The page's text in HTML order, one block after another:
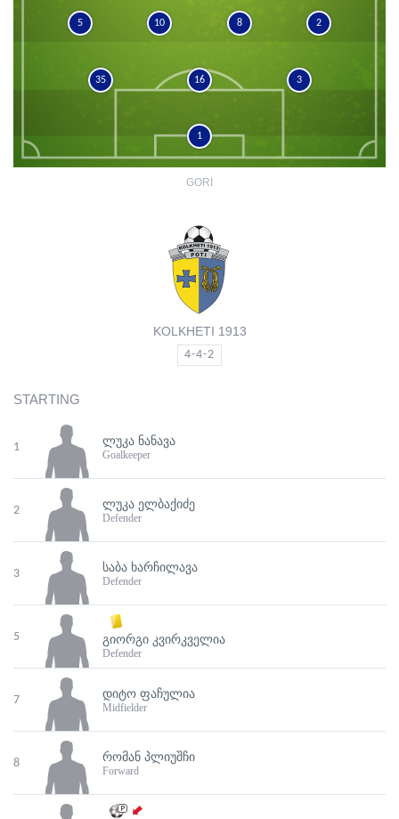
KOLKHETI 1913
4-4-2
STARTING
1 ᲚᲣᲙᲐ ᲜᲐᲜᲐᲕᲐ
Goalkeeper
2 ᲚᲣᲙᲐ ᲔᲚᲑᲐᲥᲘᲫᲔ
Defender
3 ᲡᲐᲑᲐ ᲮᲐᲠᲩᲘᲚᲐᲕᲐ
Defender
5 ᲒᲘᲝᲠᲒᲘ ᲙᲕᲘᲠᲙᲕᲔᲚᲘᲐ
Defender
7 ᲓᲘᲢᲝ ᲤᲐᲩᲣᲚᲘᲐ
Midfielder
8 ᲠᲝᲛᲐᲜ ᲞᲚᲘᲣᲨᲩᲘ
Forward
1
3
16
35
2
8
10
5
GORI